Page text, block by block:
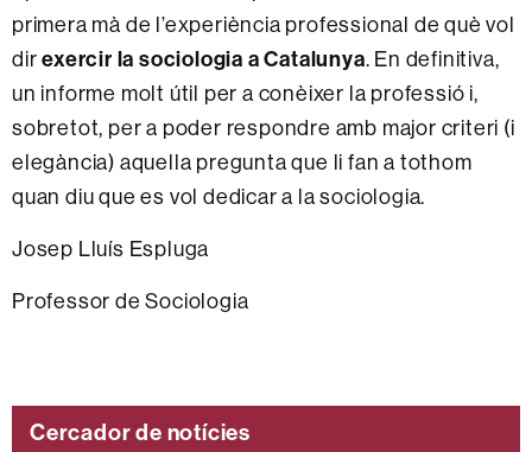
primera mà de l’experiència professional de què vol
direxercir la sociologia a Catalunya. En definitiva,
un informe molt útil per a conèixer la professió i,
sobretot, per a poder respondre amb major criteri (i
elegància) aquella pregunta que li fan a tothom
quan diu que es vol dedicar a la sociologia.
Josep Lluís Espluga
Professor de Sociologia
Cercador de notícies